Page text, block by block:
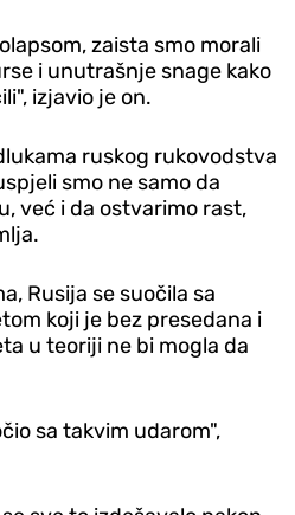
zaista smo morali
i unutrašnje snage kako
izjavio je on.
ruskog rukovodstva
smo ne samo da
već i da ostvarimo rast,
Rusija se suočila sa
koji je bez presedana i
u teoriji ne bi mogla da
sa takvim udarom",